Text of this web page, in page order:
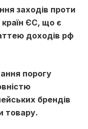
заходів проти
країн ЄС, що є
доходів рф
порогу
брендів
товару.